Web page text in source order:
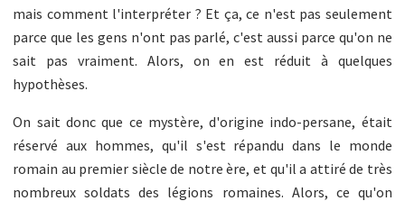
mais comment l'interpréter ? Et ça, ce n'est pas seulement
parce que les gens n'ont pas parlé, c'est aussi parce qu'on ne
sait pas vraiment. Alors, on en est réduit à quelques
hypothèses.
On sait donc que ce mystère, d'origine indo-persane, était
réservé aux hommes, qu'il s'est répandu dans le monde
romain au premier siècle de notre ère, et qu'il a attiré de très
nombreux soldats des légions romaines. Alors, ce qu'on